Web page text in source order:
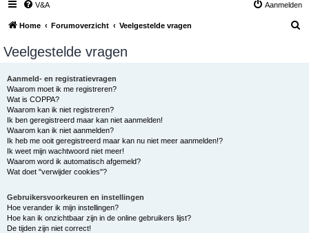
V&A Aanmelden
Home Forumoverzicht Veelgestelde vragen
Veelgestelde vragen
Aanmeld- en registratievragen
Waarom moet ik me registreren?
Wat is COPPA?
Waarom kan ik niet registreren?
Ik ben geregistreerd maar kan niet aanmelden!
Waarom kan ik niet aanmelden?
Ik heb me ooit geregistreerd maar kan nu niet meer aanmelden!?
Ik weet mijn wachtwoord niet meer!
Waarom word ik automatisch afgemeld?
Wat doet "verwijder cookies"?
Gebruikersvoorkeuren en instellingen
Hoe verander ik mijn instellingen?
Hoe kan ik onzichtbaar zijn in de online gebruikers lijst?
De tijden zijn niet correct!